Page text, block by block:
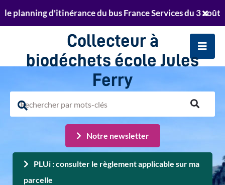
Aller à la recherche
Retrouvez le planning de passage de la
d'itinérance du bus France Services du 3 août au
Collecteur à
biodéchets école Jules
Ferry
le
site
Rechercher
sur
Notre newsletter
PLUi : consulter le règlement applicable sur ma
parcelle